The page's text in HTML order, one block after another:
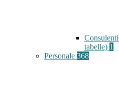
tabelle) 1
Personale 368